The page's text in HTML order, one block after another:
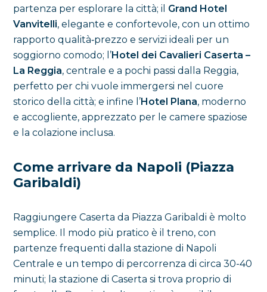
partenza per esplorare la città; il Grand Hotel
Vanvitelli, elegante e confortevole, con un ottimo
rapporto qualità‑prezzo e servizi ideali per un
soggiorno comodo; l’Hotel dei Cavalieri Caserta –
La Reggia, centrale e a pochi passi dalla Reggia,
perfetto per chi vuole immergersi nel cuore
storico della città; e infine l’Hotel Plana, moderno
e accogliente, apprezzato per le camere spaziose
e la colazione inclusa.
Come arrivare da Napoli (Piazza
Garibaldi)
Raggiungere Caserta da Piazza Garibaldi è molto
semplice. Il modo più pratico è il treno, con
partenze frequenti dalla stazione di Napoli
Centrale e un tempo di percorrenza di circa 30-40
minuti; la stazione di Caserta si trova proprio di